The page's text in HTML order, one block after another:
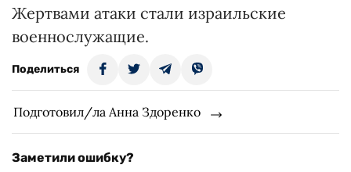
Жертвами атаки стали израильские
военнослужащие.
Поделиться
Подготовил/ла Анна Здоренко
Заметили ошибку?